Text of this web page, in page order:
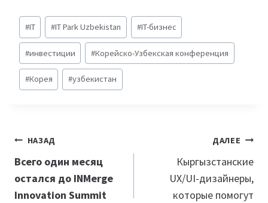
Метки
записи:
#IT #IT Park Uzbekistan #IT-бизнес
#инвестиции #Корейско-Узбекская конференция
#Корея #узбекистан
Навигация
по
записям
НАЗАД
Всего один месяц
остался до INMerge
Innovation Summit
ДАЛЕЕ
Кыргызстанские
UX/UI-дизайнеры,
которые помогут